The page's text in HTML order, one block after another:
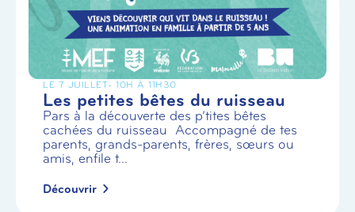
LE 7 JUILLET- 10H À 11H30
Les petites bêtes du ruisseau
Pars à la découverte des p’tites bêtes
cachées du ruisseau Accompagné de tes
parents, grands-parents, frères, sœurs ou
amis, enfile t...
Découvrir